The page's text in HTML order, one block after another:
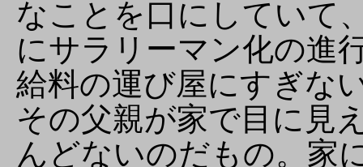
なことを口にしていて
にサラリーマン化の進
給料の運び屋にすぎな
その父親が家で目に見
んどないのだもの。家